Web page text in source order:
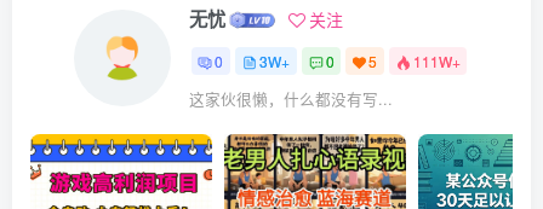
无忧 关注
0 3W+ 0 5 111W+
这家伙很懒，什么都没有写...